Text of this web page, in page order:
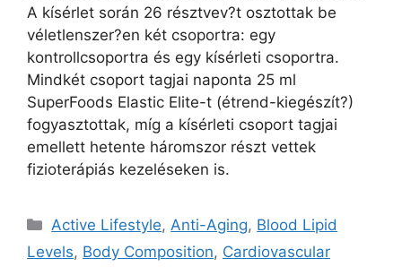
A kísérlet során 26 résztvev?t osztottak be
véletlenszer?en két csoportra: egy
kontrollcsoportra és egy kísérleti csoportra.
Mindkét csoport tagjai naponta 25 ml
SuperFoods Elastic Elite-t (étrend-kiegészít?)
fogyasztottak, míg a kísérleti csoport tagjai
emellett hetente háromszor részt vettek
fizioterápiás kezeléseken is.
Active Lifestyle, Anti-Aging, Blood Lipid
Levels, Body Composition, Cardiovascular